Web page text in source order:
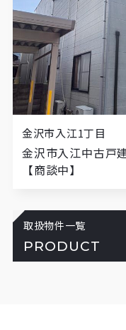
金沢市入江1丁目
金沢市入江中古戸
【商談中】
取扱物件一覧
PRODUCT